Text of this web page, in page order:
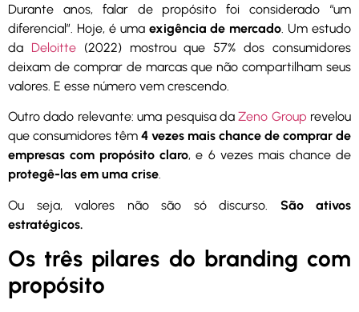
Durante anos, falar de propósito foi considerado “um
diferencial”. Hoje, é uma exigência de mercado. Um estudo
da Deloitte (2022) mostrou que 57% dos consumidores
deixam de comprar de marcas que não compartilham seus
valores. E esse número vem crescendo.
Outro dado relevante: uma pesquisa daZeno Group revelou
que consumidores têm 4 vezes mais chance de comprar de
empresas com propósito claro, e 6 vezes mais chance de
protegê-las em uma crise.
Ou seja, valores não são só discurso. São ativos
estratégicos.
Os três pilares do branding com
propósito